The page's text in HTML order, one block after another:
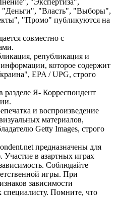
"Экспертиза",
"Деньги", "Власть", "Выборы",
"Промо" публикуются на
совместно с
републикация и
информации, которое содержит
EPA / UPG, строго
разделе Я- Корреспондент
и воспроизведение
материалов,
Getty Images, строго
предназначены для
Участие в азартных играх
Соблюдайте
игры. При
зависимости
специалисту. Помните, что